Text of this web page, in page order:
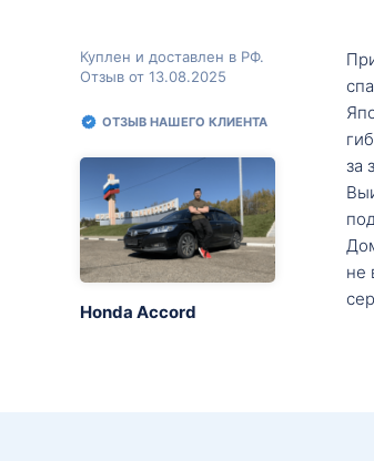
Куплен и доставлен в РФ.
Отзыв от 13.08.2025
ОТЗЫВ НАШЕГО КЛИЕНТА
Honda Accord
за
не